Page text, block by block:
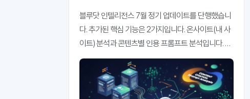
프롬프트 분석 추가
블루닷 인텔리전스 7월 정기 업데이트를 단행했습니
다. 추가된 핵심 기능은 2가지입니다. 온사이트(내 사
이트) 분석과 콘텐츠별 인용 프롬프트 분석입니다. 내
홈페이지의 콘텐츠는 얼마나 인용되고 있고, 어떤 AI
검색, 어떤 프롬프트에 더 많이 인용되고 있는지 파악
해 볼 수 있는 메뉴입니다. 우리 회사 홈페이지